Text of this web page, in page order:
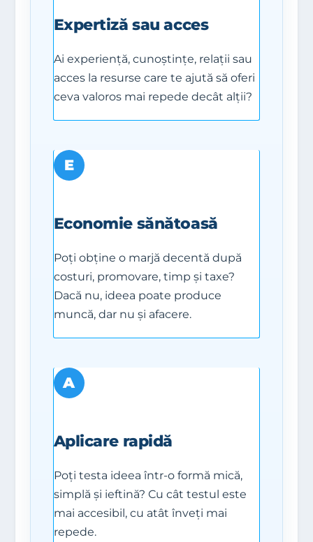
Expertiză sau acces
Ai experiență, cunoștințe, relații sau
acces la resurse care te ajută să oferi
ceva valoros mai repede decât alții?
E
Economie sănătoasă
Poți obține o marjă decentă după
costuri, promovare, timp și taxe?
Dacă nu, ideea poate produce
muncă, dar nu și afacere.
A
Aplicare rapidă
Poți testa ideea într-o formă mică,
simplă și ieftină? Cu cât testul este
mai accesibil, cu atât înveți mai
repede.